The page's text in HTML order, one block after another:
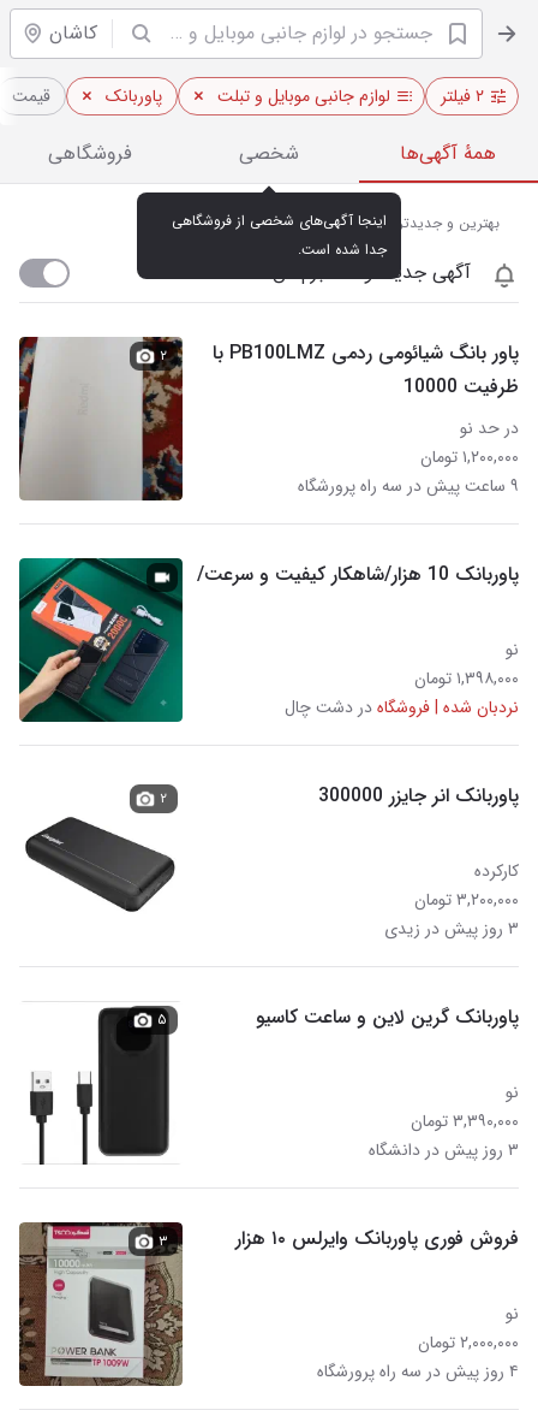
کاشان
۲ فیلتر لوازم جانبی موبایل و تبلت پاوربانک قیمت
همهٔ آگهی‌ها شخصی فروشگاهی
جدا شده است.
بهترین و جدیدترین پاوربانک در کاشان
آگهی جدید اومد خبرم کن
پاور بانگ شیائومی ردمی PB100LMZ با
ظرفیت 10000
در حد نو
۱,۲۰۰,۰۰۰ تومان
۹ ساعت پیش در سه راه پرورشگاه
۲
پاوربانک 10 هزار/شاهکار کیفیت و سرعت/
نو
۱,۳۹۸,۰۰۰ تومان
نردبان شده | فروشگاهدر دشت چال
پاوربانک انر جایزر 300000
کارکرده
۳,۲۰۰,۰۰۰ تومان
۳ روز پیش در زیدی
۲
پاوربانک گرین لاین و ساعت کاسیو
نو
۳,۳۹۰,۰۰۰ تومان
۳ روز پیش در دانشگاه
۵
فروش فوری پاوربانک وایرلس ۱۰ هزار
نو
۲,۰۰۰,۰۰۰ تومان
۴ روز پیش در سه راه پرورشگاه
۳